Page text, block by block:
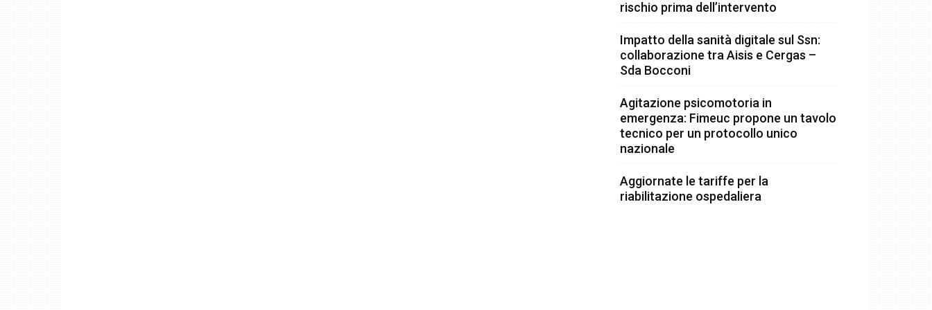
rischio prima dell’intervento
Impatto della sanità digitale sul Ssn:
collaborazione tra Aisis e Cergas –
Sda Bocconi
Agitazione psicomotoria in
emergenza: Fimeuc propone un tavolo
tecnico per un protocollo unico
nazionale
Aggiornate le tariffe per la
riabilitazione ospedaliera